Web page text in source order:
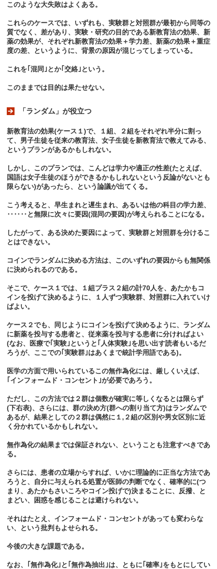
このような大失敗はよくある。
これらのケースでは、いずれも、実験群と対照群が最初から同等の
質でなく、差があり、実験・研究の目的である新教育法の効果、新
薬の効果が、それぞれ新教育法の効果＋学力差、新薬の効果＋重症
度の差、というように、背景の原因が混じってしまっている。
これを｢混同｣とか｢交絡｣という。
このままでは目的は果たせない。
「ランダム」が役立つ
新教育法の効果(ケース１)で、１組、２組をそれぞれ半分に割っ
て、男子生徒を従来の教育法、女子生徒を新教育法で教えてみる、
というプランがあるかもしれない。
しかし、このプランでは、こんどは学力や適正の性差(たとえば、
国語は女子生徒のほうができるかもしれないという反論がないとも
限らない)があったら、という論議が出てくる。
こう考えると、早生まれと遅生まれ、あるいは他の科目の学力差、
‥‥‥と無限に次々に要因(混同の要因)が考えられることになる。
したがって、ある決めた要因によって、実験群と対照群を分けるこ
とはできない。
コインでランダムに決める方法は、このいずれの要因からも無関係
に決められるのである。
そこで、ケース１では、１組プラス２組の計70人を、あたかもコ
インを投げて決めるように、１人ずつ実験群、対照群に入れていけ
ばよい。
ケース２でも、同じようにコインを投げて決めるように、ランダム
に新薬を投与する患者と、従来薬を投与する患者に分ければよい
(なお、医療で｢実験｣というと｢人体実験｣を思い出す読者もいるだ
ろうが、ここでの｢実験群｣はあくまで統計学用語である)。
医学の方面で用いられているこの無作為化には、厳しくいえば、
｢インフォームド・コンセント｣が必要であろう。
ただし、この方法では２群は個数が確実に等しくなるとは限らず
(下右表)、さらには、群の決め方(群への割り当て方)はランダムで
あるが、結果としての２群は偶然に１,２組の区別や男女区別に近
く分かれているかもしれない。
無作為化の結果までは保証されない、ということも注意すべきであ
る。
さらには、患者の立場からすれば、いかに理論的に正当な方法であ
ろうと、自分に与えられる処置が医師の判断でなく、確率的に(つ
まり、あたかもさいころやコイン投げで)決まることに、反撥、と
まどい、困惑を感じることは避けられない。
それはたとえ、インフォームド・コンセントがあっても変わらな
い、という批判もよせられる。
今後の大きな課題である。
なお、｢無作為化｣と｢無作為抽出｣は、ともに｢確率｣をもとにしてい